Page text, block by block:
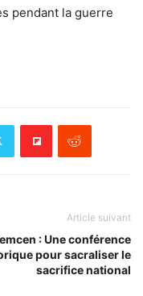
pendant la guerre
Article suivant
: Une conférence
pour sacraliser le
sacrifice national